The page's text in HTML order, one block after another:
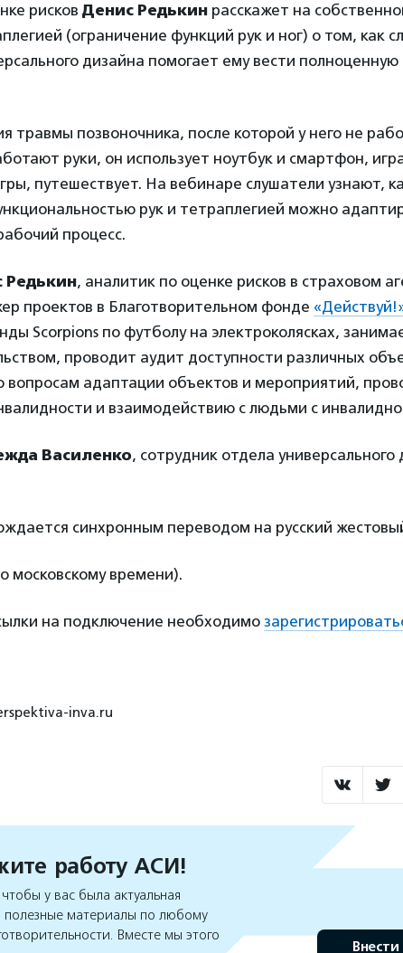
рисков Денис Редькин расскажет на
(ограничение функций рук и ног) о том, как
дизайна помогает ему вести
травмы позвоночника, после которой у него не
руки, он использует ноутбук и смартфон,
путешествует. На вебинаре слушатели узнают,
рук и тетраплегией можно
процесс.
Редькин, аналитик по оценке рисков в страховом
проектов в Благотворительном фонде
Scorpions по футболу на электроколясках,
проводит аудит доступности различных
вопросам адаптации объектов и мероприятий,
и взаимодействию с людьми с
Василенко, сотрудник отдела
синхронным переводом на русский
московскому времени).
на подключение необходимо
inva.ru
работу АСИ!
у вас была актуальная
материалы по любому
Вместе мы этого
Внести